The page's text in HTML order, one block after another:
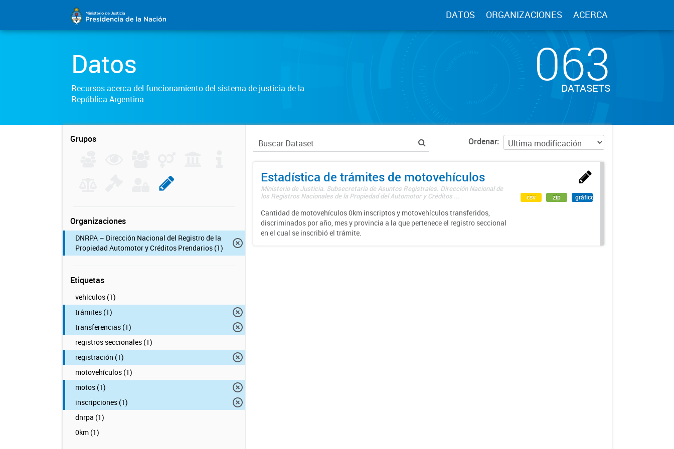
DATOS ORGANIZACIONES ACERCA
Datos
Recursos acerca del funcionamiento del sistema de justicia de la
República Argentina.
063
DATASETS
Grupos
Organizaciones
DNRPA – Dirección Nacional del Registro de la
Propiedad Automotor y Créditos Prendarios (1)
Etiquetas
vehículos (1)
trámites (1)
transferencias (1)
registros seccionales (1)
registración (1)
motovehículos (1)
motos (1)
inscripciones (1)
dnrpa (1)
0km (1)
Ordenar
Estadística de trámites de motovehículos
Ministerio de Justicia. Subsecretaría de Asuntos Registrales. Dirección Nacional de
los Registros Nacionales de la Propiedad del Automotor y Créditos ...
Cantidad de motovehículos 0km inscriptos y motovehículos transferidos,
discriminados por año, mes y provincia a la que pertenece el registro seccional
en el cual se inscribió el trámite.
csv zip gráfico